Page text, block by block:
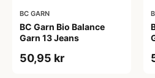
BC GARN
BC Garn Bio Balance
Garn 13 Jeans
50,95 kr